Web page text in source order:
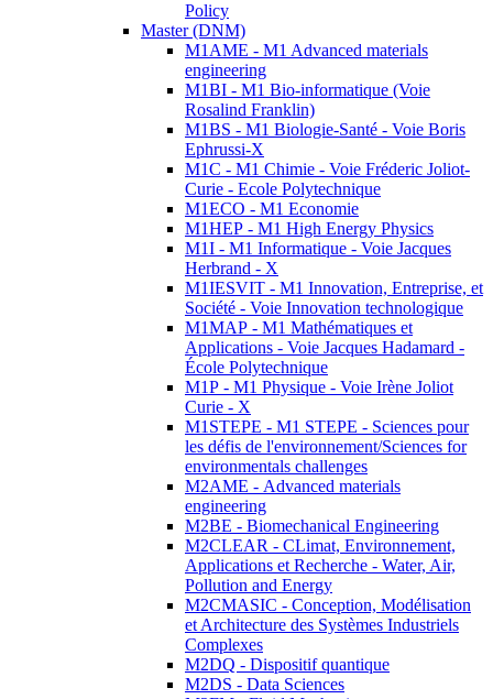
Policy
Master (DNM)
M1AME - M1 Advanced materials
engineering
M1BI - M1 Bio-informatique (Voie
Rosalind Franklin)
M1BS - M1 Biologie-Santé - Voie Boris
Ephrussi-X
M1C - M1 Chimie - Voie Fréderic Joliot-
Curie - Ecole Polytechnique
M1ECO - M1 Economie
M1HEP - M1 High Energy Physics
M1I - M1 Informatique - Voie Jacques
Herbrand - X
M1IESVIT - M1 Innovation, Entreprise, et
Société - Voie Innovation technologique
M1MAP - M1 Mathématiques et
Applications - Voie Jacques Hadamard -
École Polytechnique
M1P - M1 Physique - Voie Irène Joliot
Curie - X
M1STEPE - M1 STEPE - Sciences pour
les défis de l'environnement/Sciences for
environmentals challenges
M2AME - Advanced materials
engineering
M2BE - Biomechanical Engineering
M2CLEAR - CLimat, Environnement,
Applications et Recherche - Water, Air,
Pollution and Energy
M2CMASIC - Conception, Modélisation
et Architecture des Systèmes Industriels
Complexes
M2DQ - Dispositif quantique
M2DS - Data Sciences